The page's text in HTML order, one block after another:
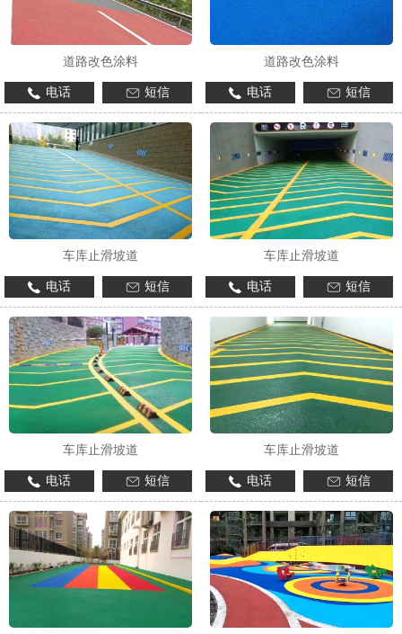
道路改色涂料
电话 短信
道路改色涂料
电话 短信
车库止滑坡道
电话 短信
车库止滑坡道
电话 短信
车库止滑坡道
电话 短信
车库止滑坡道
电话 短信